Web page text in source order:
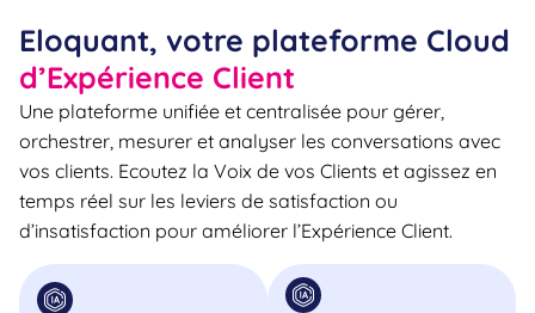
Eloquant, votre plateforme Cloud
d’Expérience Client
Une plateforme unifiée et centralisée pour gérer,
orchestrer, mesurer et analyser les conversations avec
vos clients. Ecoutez la Voix de vos Clients et agissez en
temps réel sur les leviers de satisfaction ou
d’insatisfaction pour améliorer l’Expérience Client.